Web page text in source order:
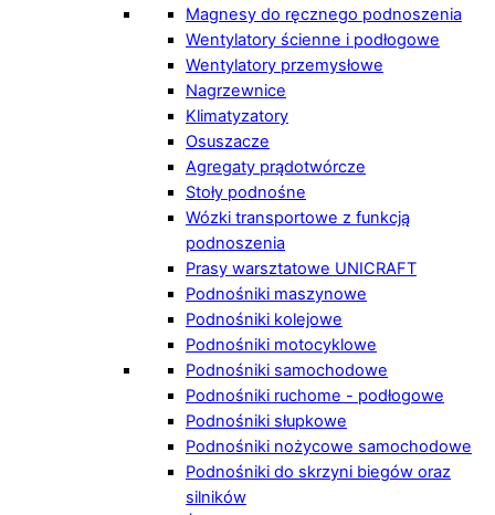
Magnesy do ręcznego podnoszenia
Wentylatory ścienne i podłogowe
Wentylatory przemysłowe
Nagrzewnice
Klimatyzatory
Osuszacze
Agregaty prądotwórcze
Stoły podnośne
Wózki transportowe z funkcją
podnoszenia
Prasy warsztatowe UNICRAFT
Podnośniki maszynowe
Podnośniki kolejowe
Podnośniki motocyklowe
Podnośniki samochodowe
Podnośniki ruchome - podłogowe
Podnośniki słupkowe
Podnośniki nożycowe samochodowe
Podnośniki do skrzyni biegów oraz
silników